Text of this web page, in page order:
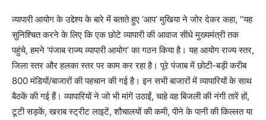
व्यापारी आयोग के उद्देश्य के बारे में बताते हुए ‘आप’ मुखिया ने जोर देकर कहा, “यह
सुनिश्चित करने के लिए कि एक छोटे व्यापारी की आवाज सीधे मुख्यमंत्री तक
पहुंचे, हमने ‘पंजाब राज्य व्यापारी आयोग’ का गठन किया है। यह आयोग राज्य स्तर,
जिला स्तर और हलका स्तर पर काम कर रहा है। पूरे पंजाब में छोटी-बड़ी करीब
800 मंडियों/बाजारों की पहचान की गई है। इन सभी बाजारों में व्यापारियों के साथ
बैठकें की गई हैं। व्यापारियों ने जो भी मांगें उठाईं, चाहे वह बिजली की नंगी तारें हों,
टूटी सड़कें, खराब स्ट्रीट लाइटें, शौचालयों की कमी, पीने के पानी की किल्लत या